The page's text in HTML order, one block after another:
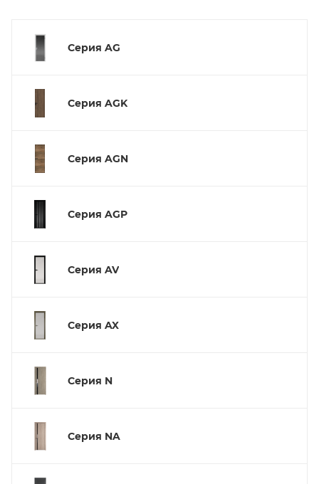
Серия AG
Серия AGK
Серия AGN
Серия AGP
Серия AV
Серия AX
Серия N
Серия NA